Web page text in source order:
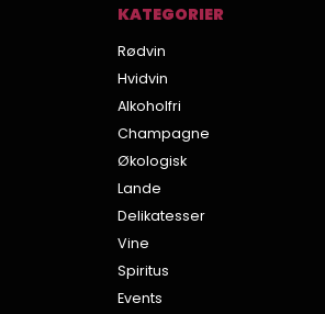
KATEGORIER
Rødvin
Hvidvin
Alkoholfri
Champagne
Økologisk
Lande
Delikatesser
Vine
Spiritus
Events